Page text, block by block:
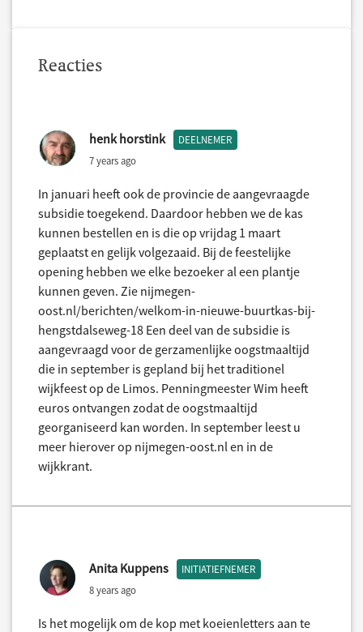
Reacties
henk horstink DEELNEMER
7 years ago
In januari heeft ook de provincie de aangevraagde
subsidie toegekend. Daardoor hebben we de kas
kunnen bestellen en is die op vrijdag 1 maart
geplaatst en gelijk volgezaaid. Bij de feestelijke
opening hebben we elke bezoeker al een plantje
kunnen geven. Zie nijmegen-
oost.nl/berichten/welkom-in-nieuwe-buurtkas-bij-
hengstdalseweg-18 Een deel van de subsidie is
aangevraagd voor de gerzamenlijke oogstmaaltijd
die in september is gepland bij het traditionel
wijkfeest op de Limos. Penningmeester Wim heeft
euros ontvangen zodat de oogstmaaltijd
georganiseerd kan worden. In september leest u
meer hierover op nijmegen-oost.nl en in de
wijkkrant.
Anita Kuppens INITIATIEFNEMER
8 years ago
Is het mogelijk om de kop met koeienletters aan te